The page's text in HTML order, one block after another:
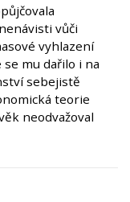
vůči
vyhlazení
mu dařilo i na
sebejistě
teorie
neodvažoval